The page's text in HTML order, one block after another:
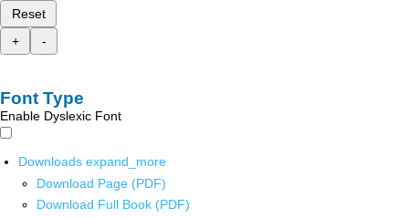
Reset
+
-
Font Type
Enable Dyslexic Font
Downloads expand_more
Download Page (PDF)
Download Full Book (PDF)